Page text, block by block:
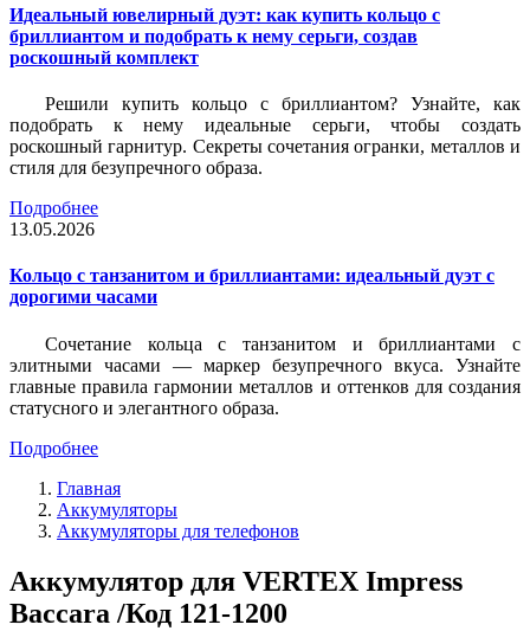
Идеальный ювелирный дуэт: как купить кольцо с
бриллиантом и подобрать к нему серьги, создав
роскошный комплект
Решили купить кольцо с бриллиантом? Узнайте, как
подобрать к нему идеальные серьги, чтобы создать
роскошный гарнитур. Секреты сочетания огранки, металлов и
стиля для безупречного образа.
Подробнее
13.05.2026
Кольцо с танзанитом и бриллиантами: идеальный дуэт с
дорогими часами
Сочетание кольца с танзанитом и бриллиантами с
элитными часами — маркер безупречного вкуса. Узнайте
главные правила гармонии металлов и оттенков для создания
статусного и элегантного образа.
Подробнее
Главная
Аккумуляторы
Аккумуляторы для телефонов
Аккумулятор для VERTEX Impress
Baccara /Код 121-1200